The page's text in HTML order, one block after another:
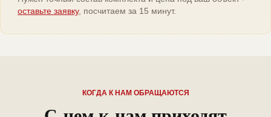
оставьте заявку, посчитаем за 15 минут.
КОГДА К НАМ ОБРАЩАЮТСЯ